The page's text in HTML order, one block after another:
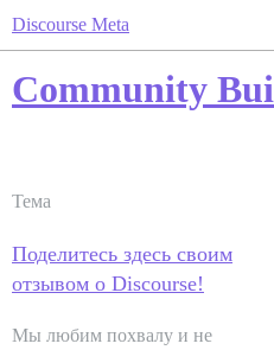
Discourse Meta
Community
Тема
Поделитесь здесь своим
отзывом о Discourse!
Мы любим похвалу и не